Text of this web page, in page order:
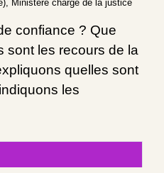
Ministère chargé de la justice
confiance ? Que
sont les recours de la
quelles sont
les